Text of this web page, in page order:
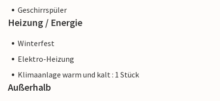
Geschirrspüler
Heizung / Energie
Winterfest
Elektro-Heizung
Klimaanlage warm und kalt : 1 Stück
Außerhalb